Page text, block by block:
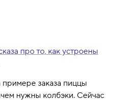
про то, как устроены
заказа пиццы
нужны колбэки. Сейчас